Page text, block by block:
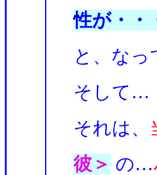
性が・・
と、なっ
そして…
それは、
彼＞ の…